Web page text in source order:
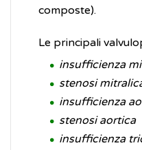
composte).
Le principali
insufficienza
stenosi
insufficienza
stenosi aortica
insufficienza